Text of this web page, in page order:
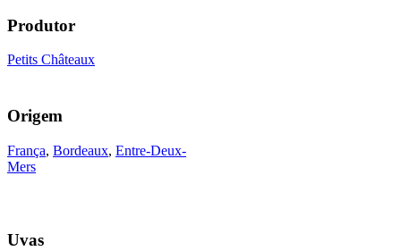
Produtor
Petits Châteaux
Origem
França, Bordeaux, Entre-Deux-
Mers
Uvas